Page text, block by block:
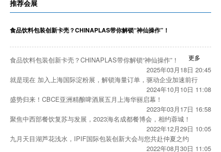
推荐会展
食品饮料包装创新卡壳？CHINAPLAS带你解锁“神仙操作”！
更多
食品饮料包装创新卡壳？CHINAPLAS带你解锁“神仙操作”！
2025年03月18日 20:45
就是现在 加入上海国际淀粉展，解锁海量订单，驱动企业加速前行
2024年10月10日 11:08
盛势归来！CBCE亚洲精酿啤酒展五月上海华丽启幕！
2023年03月17日 16:58
聚焦中西部餐饮复苏与发展，2023海名成都餐博会，相约蓉城！
2022年12月29日 10:05
九月天目湖芦花浅水，IPIF国际包装创新大会与您共赴仲夏之约
2022年08月30日 11:05